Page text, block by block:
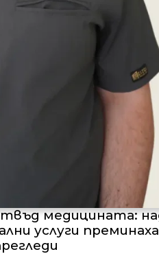
медицината:
услуги